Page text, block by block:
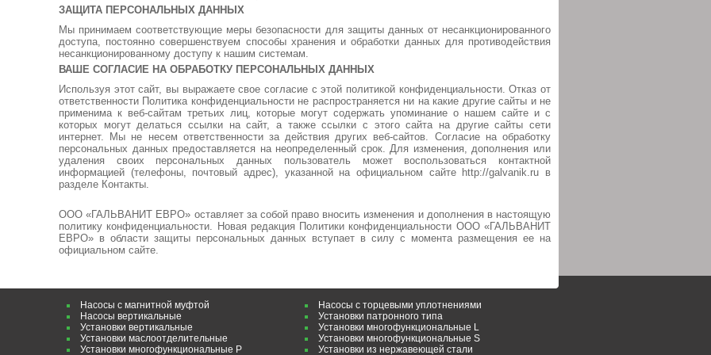
ЗАЩИТА ПЕРСОНАЛЬНЫХ ДАННЫХ
Мы принимаем соответствующие меры безопасности для защиты данных от несанкционированного
доступа, постоянно совершенствуем способы хранения и обработки данных для противодействия
несанкционированному доступу к нашим системам.
ВАШЕ СОГЛАСИЕ НА ОБРАБОТКУ ПЕРСОНАЛЬНЫХ ДАННЫХ
Используя этот сайт, вы выражаете свое согласие с этой политикой конфиденциальности. Отказ от
ответственности Политика конфиденциальности не распространяется ни на какие другие сайты и не
применима к веб-сайтам третьих лиц, которые могут содержать упоминание о нашем сайте и с
которых могут делаться ссылки на сайт, а также ссылки с этого сайта на другие сайты сети
интернет. Мы не несем ответственности за действия других веб-сайтов. Согласие на обработку
персональных данных предоставляется на неопределенный срок. Для изменения, дополнения или
удаления своих персональных данных пользователь может воспользоваться контактной
информацией (телефоны, почтовый адрес), указанной на официальном сайте http://galvanik.ru в
разделе Контакты.
ООО «ГАЛЬВАНИТ ЕВРО» оставляет за собой право вносить изменения и дополнения в настоящую
политику конфиденциальности. Новая редакция Политики конфиденциальности ООО «ГАЛЬВАНИТ
ЕВРО» в области защиты персональных данных вступает в силу с момента размещения ее на
официальном сайте.
Насосы с магнитной муфтой
Насосы с торцeвыми уплотнениями
Насосы вертикальные
Установки патронного типа
Установки вертикальные
Установки многофункциональные L
Установки маслоотделительные
Установки многофункциональные S
Установки многофункциональные P
Установки из нержавеющей стали